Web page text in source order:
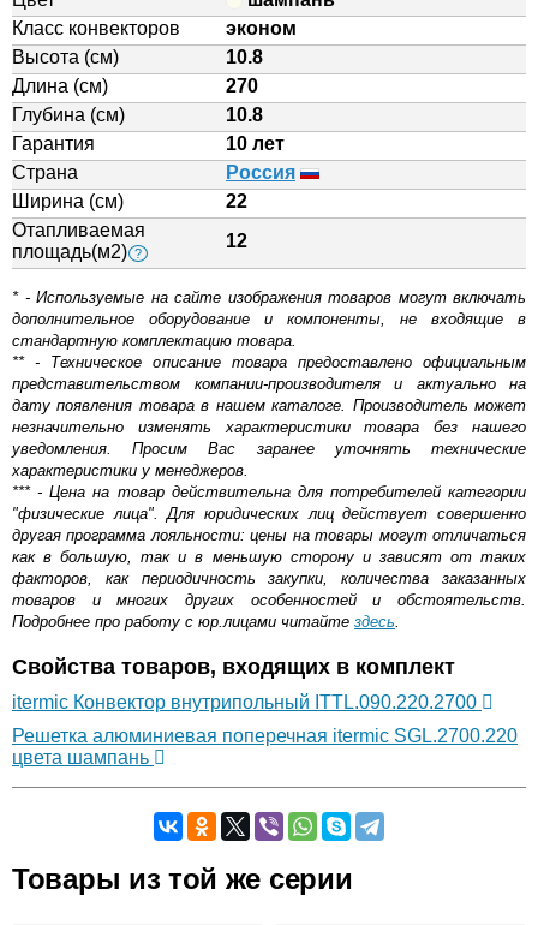
Класс конвекторов
эконом
Высота (см)
10.8
Длина (см)
270
Глубина (см)
10.8
Гарантия
10 лет
Страна
Россия
Ширина (см)
22
Отапливаемая
площадь(м2) ?
12
* - Используемые на сайте изображения товаров могут включать
дополнительное оборудование и компоненты, не входящие в
стандартную комплектацию товара.
** - Техническое описание товара предоставлено официальным
представительством компании-производителя и актуально на
дату появления товара в нашем каталоге. Производитель может
незначительно изменять характеристики товара без нашего
уведомления. Просим Вас заранее уточнять технические
характеристики у менеджеров.
*** - Цена на товар действительна для потребителей категории
"физические лица". Для юридических лиц действует совершенно
другая программа лояльности: цены на товары могут отличаться
как в большую, так и в меньшую сторону и зависят от таких
факторов, как периодичность закупки, количества заказанных
товаров и многих других особенностей и обстоятельств.
Подробнее про работу с юр.лицами читайте здесь.
Свойства товаров, входящих в комплект
itermic Конвектор внутрипольный ITTL.090.220.2700
Решетка алюминиевая поперечная itermic SGL.2700.220
цвета шампань
Оставьте отзыв
Товары из той же серии